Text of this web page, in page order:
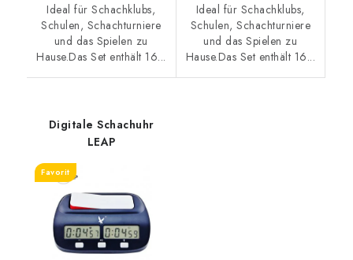
Ideal für Schachklubs,
Schulen, Schachturniere
und das Spielen zu
Hause.Das Set enthält 16...
Ideal für Schachklubs,
Schulen, Schachturniere
und das Spielen zu
Hause.Das Set enthält 16...
Digitale Schachuhr
LEAP
Favorit